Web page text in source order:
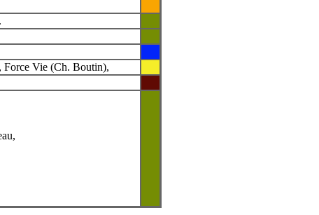
Force Vie (Ch. Boutin),